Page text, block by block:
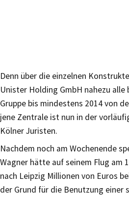
Denn über die einzelnen
Unister Holding GmbH nahezu alle
Gruppe bis mindestens 2014 von
jene Zentrale ist nun in der
Kölner Juristen.
Nachdem noch am Wochenende
Wagner hätte auf seinem Flug am
nach Leipzig Millionen von Euros
der Grund für die Benutzung einer